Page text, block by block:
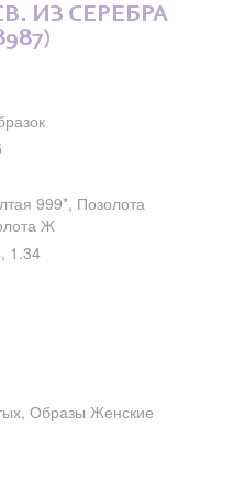
ИЗ СЕРЕБРА
999*, Позолота
Ж
1.34
Образы Женские